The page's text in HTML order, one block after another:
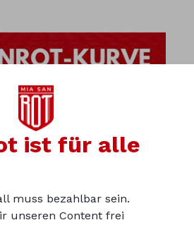
ist für alle
muss bezahlbar sein.
unseren Content frei